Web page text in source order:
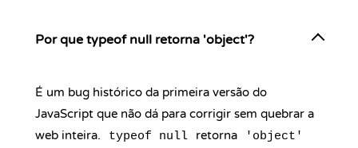
Por que typeof null retorna 'object'?
É um bug histórico da primeira versão do
JavaScript que não dá para corrigir sem quebrar a
web inteira.
typeof null retorna 'object'